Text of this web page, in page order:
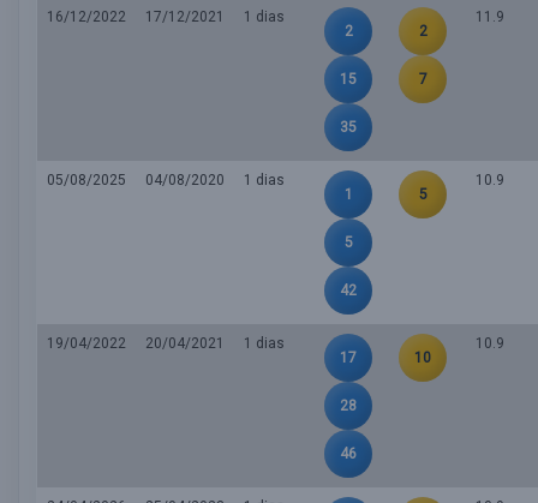
16/12/2022 17/12/2021
1 dias
2
15
35
2
7
11.9
05/08/2025 04/08/2020
1 dias
1
5
42
5
10.9
19/04/2022 20/04/2021
1 dias
17
28
46
10
10.9